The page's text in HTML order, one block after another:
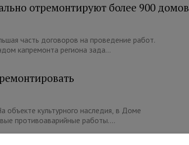
отремонтируют более 900 домов
часть договоров на проведение работ.
капремонта региона зада...
объекте культурного наследия, в Доме
противоаварийные работы....